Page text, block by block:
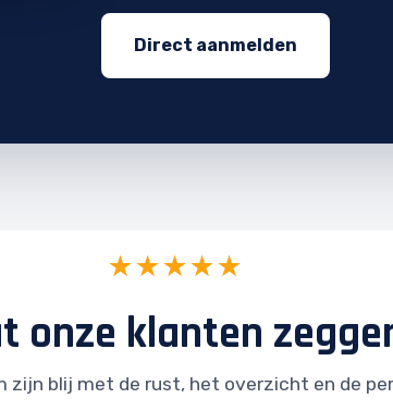
Direct aanmelden
★★★★★
onze klanten
zijn blij met de rust, het overzicht en de